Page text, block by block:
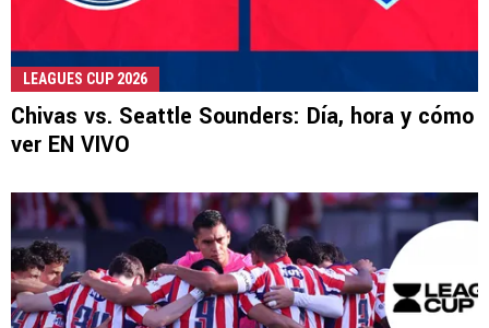
LEAGUES CUP 2026
Chivas vs. Seattle Sounders: Día, hora y cómo
ver EN VIVO